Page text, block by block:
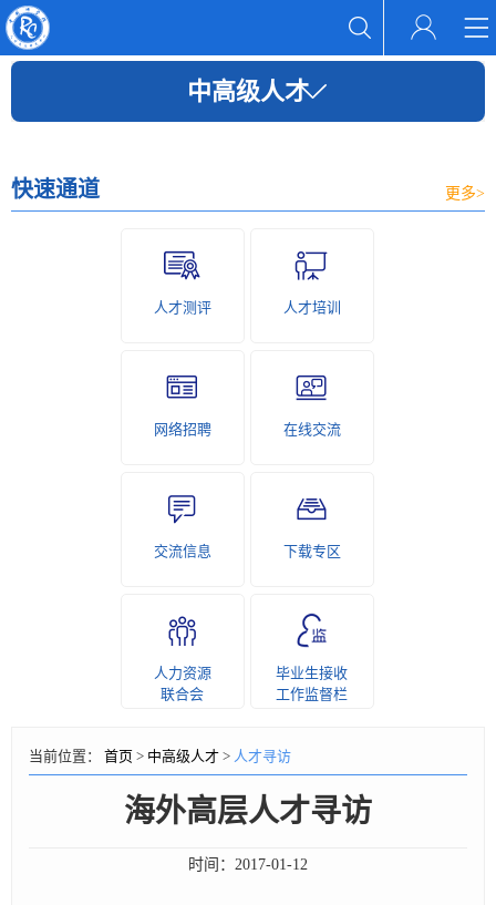
中高级人才
快速通道 更多>
人才测评 人才培训
网络招聘 在线交流
交流信息 下载专区
人力资源
联合会
毕业生接收
工作监督栏
当前位置： 首页 > 中高级人才 > 人才寻访
海外高层人才寻访
时间： 2017-01-12